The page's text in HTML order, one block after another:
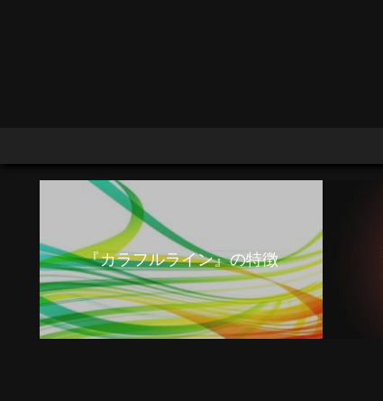
『カラフルライン』の特徴